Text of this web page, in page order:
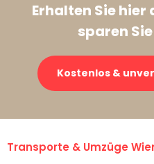
Erhalten Sie hier
sparen
Kostenlos &
Transporte & Umzüge